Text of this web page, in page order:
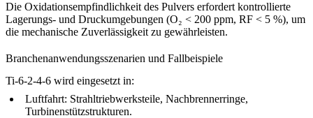
Die Oxidationsempfindlichkeit des Pulvers erfordert kontrollierte
Lagerungs- und Druckumgebungen (O₂ < 200 ppm, RF < 5 %), um
die mechanische Zuverlässigkeit zu gewährleisten.
Branchenanwendungsszenarien und Fallbeispiele
Ti-6-2-4-6 wird eingesetzt in:
Luftfahrt: Strahltriebwerksteile, Nachbrennerringe,
Turbinenstützstrukturen.